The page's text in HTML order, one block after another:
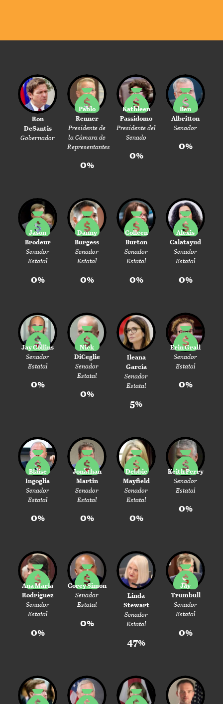
Ron
DeSantis
Gobernador
Pablo
Renner
Presidente de
la Cámara de
Representantes
0%
Kathleen
Passidomo
Presidente del
Senado
0%
Ben
Albritton
Senador
0%
Jason
Brodeur
Senador
Estatal
0%
Danny
Burgess
Senador
Estatal
0%
Colleen
Burton
Senador
Estatal
0%
Alexis
Calatayud
Senador
Estatal
0%
Jay Collins
Senador
Estatal
0%
Nick
DiCeglie
Senador
Estatal
0%
Ileana
García
Senador
Estatal
5%
Erin Grall
Senador
Estatal
0%
Blaise
Ingoglia
Senador
Estatal
0%
Jonathan
Martin
Senador
Estatal
0%
Debbie
Mayfield
Senador
Estatal
0%
Keith Perry
Senador
Estatal
0%
Ana María
Rodríguez
Senador
Estatal
0%
Corey Simon
Senador
Estatal
0%
Linda
Stewart
Senador
Estatal
47%
Jay
Trumbull
Senador
Estatal
0%